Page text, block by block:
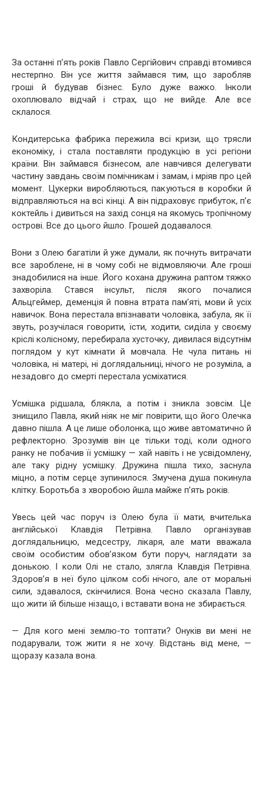
За останні п’ять років Павло Сергійович справді втомився
нестерпно. Він усе життя займався тим, що заробляв
гроші й будував бізнес. Було дуже важко. Інколи
охоплювало відчай і страх, що не вийде. Але все
склалося.
Кондитерська фабрика пережила всі кризи, що трясли
економіку, і стала поставляти продукцію в усі регіони
країни. Він займався бізнесом, але навчився делегувати
частину завдань своїм помічникам і замам, і мріяв про цей
момент. Цукерки виробляються, пакуються в коробки й
відправляються на всі кінці. А він підраховує прибуток, п’є
коктейль і дивиться на захід сонця на якомусь тропічному
острові. Все до цього йшло. Грошей додавалося.
Вони з Олею багатіли й уже думали, як почнуть витрачати
все зароблене, ні в чому собі не відмовляючи. Але гроші
знадобилися на інше. Його кохана дружина раптом тяжко
захворіла. Стався інсульт, після якого почалися
Альцгеймер, деменція й повна втрата пам’яті, мови й усіх
навичок. Вона перестала впізнавати чоловіка, забула, як її
звуть, розучілася говорити, їсти, ходити, сиділа у своєму
кріслі колісному, перебирала хусточку, дивилася відсутнім
поглядом у кут кімнати й мовчала. Не чула питань ні
чоловіка, ні матері, ні доглядальниці, нічого не розуміла, а
незадовго до смерті перестала усміхатися.
Усмішка рідшала, блякла, а потім і зникла зовсім. Це
знищило Павла, який ніяк не міг повірити, що його Олечка
давно пішла. А це лише оболонка, що живе автоматично й
рефлекторно. Зрозумів він це тільки тоді, коли одного
ранку не побачив її усмішку — хай навіть і не усвідомлену,
але таку рідну усмішку. Дружина пішла тихо, заснула
міцно, а потім серце зупинилося. Змучена душа покинула
клітку. Боротьба з хворобою йшла майже п’ять років.
Увесь цей час поруч із Олею була її мати, вчителька
англійської Клавдія Петрівна. Павло організував
доглядальницю, медсестру, лікаря, але мати вважала
своїм особистим обов’язком бути поруч, наглядати за
донькою. І коли Олі не стало, злягла Клавдія Петрівна.
Здоров’я в неї було цілком собі нічого, але от моральні
сили, здавалося, скінчилися. Вона чесно сказала Павлу,
що жити їй більше нізащо, і вставати вона не збирається.
— Для кого мені землю-то топтати? Онуків ви мені не
подарували, тож жити я не хочу. Відстань від мене, —
щоразу казала вона.